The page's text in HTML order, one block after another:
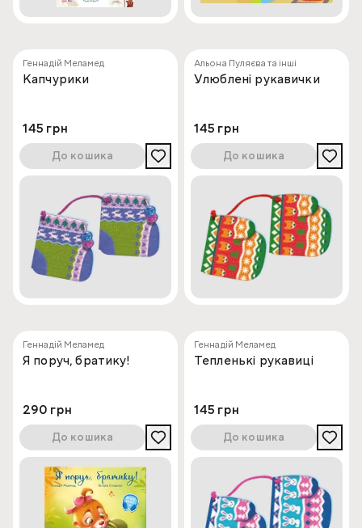
Геннадій Меламед
Капчурики
145 грн
До кошика
Альона Пуляєва та інші
Улюблені рукавички
145 грн
До кошика
Геннадій Меламед
Я поруч, братику!
290 грн
До кошика
Геннадій Меламед
Тепленькі рукавиці
145 грн
До кошика